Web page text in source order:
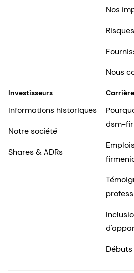
Nos
Risques
Nous
Investisseurs
Informations historiques
Notre société
Shares & ADRs
dsm-